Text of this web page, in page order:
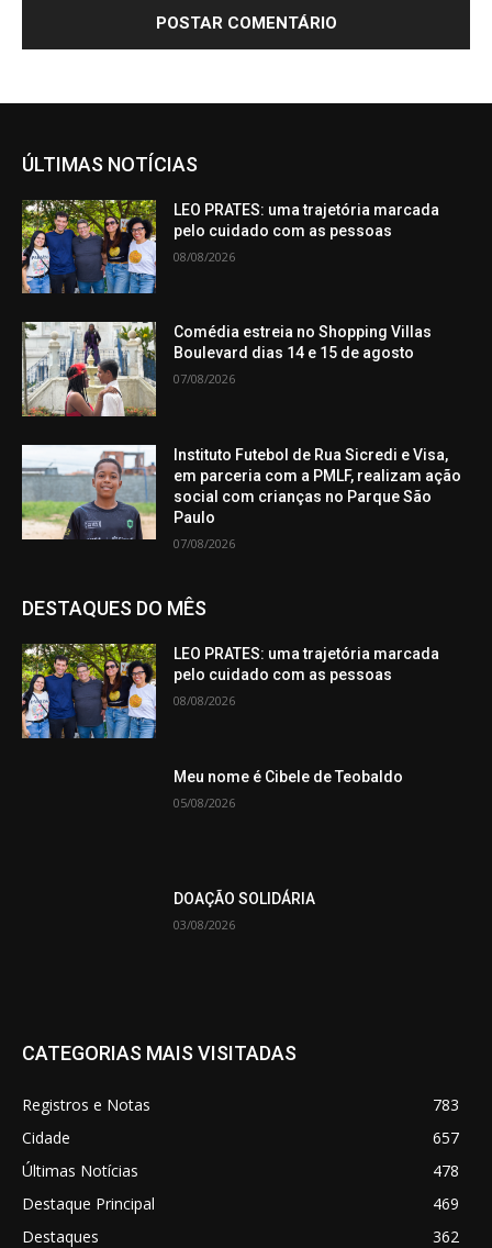
ÚLTIMAS NOTÍCIAS
LEO PRATES: uma trajetória marcada
pelo cuidado com as pessoas
08/08/2026
Comédia estreia no Shopping Villas
Boulevard dias 14 e 15 de agosto
07/08/2026
Instituto Futebol de Rua Sicredi e Visa,
em parceria com a PMLF, realizam ação
social com crianças no Parque São
Paulo
07/08/2026
DESTAQUES DO MÊS
LEO PRATES: uma trajetória marcada
pelo cuidado com as pessoas
08/08/2026
Meu nome é Cibele de Teobaldo
05/08/2026
DOAÇÃO SOLIDÁRIA
03/08/2026
CATEGORIAS MAIS VISITADAS
Registros e Notas
783
Cidade
657
Últimas Notícias
478
Destaque Principal
469
Destaques
362